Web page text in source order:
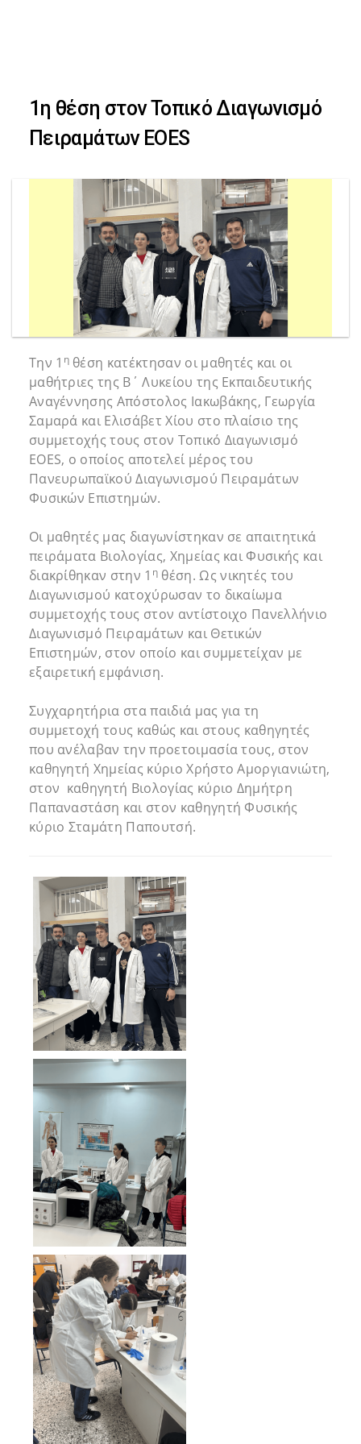
navigation
to
content
1η θέση στον Τοπικό Διαγωνισμό
Πειραμάτων EOES
Την 1 ηθέση κατέκτησαν οι μαθητές και οι
μαθήτριες της Β΄ Λυκείου της Εκπαιδευτικής
Αναγέννησης Απόστολος Ιακωβάκης, Γεωργία
Σαμαρά και Ελισάβετ Χίου στο πλαίσιο της
συμμετοχής τους στον Τοπικό Διαγωνισμό
EOES, ο οποίος αποτελεί μέρος του
Πανευρωπαϊκού Διαγωνισμού Πειραμάτων
Φυσικών Επιστημών.
Οι μαθητές μας διαγωνίστηκαν σε απαιτητικά
πειράματα Βιολογίας, Χημείας και Φυσικής και
διακρίθηκαν στην 1 ηθέση. Ως νικητές του
Διαγωνισμού κατοχύρωσαν το δικαίωμα
συμμετοχής τους στον αντίστοιχο Πανελλήνιο
Διαγωνισμό Πειραμάτων και Θετικών
Επιστημών, στον οποίο και συμμετείχαν με
εξαιρετική εμφάνιση.
Συγχαρητήρια στα παιδιά μας για τη
συμμετοχή τους καθώς και στους καθηγητές
που ανέλαβαν την προετοιμασία τους, στον
καθηγητή Χημείας κύριο Χρήστο Αμοργιανιώτη,
στον καθηγητή Βιολογίας κύριο Δημήτρη
Παπαναστάση και στον καθηγητή Φυσικής
κύριο Σταμάτη Παπουτσή.